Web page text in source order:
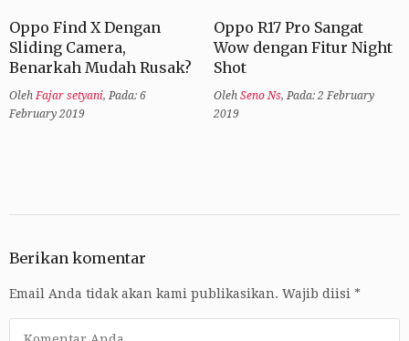
Oppo Find X Dengan
Sliding Camera,
Benarkah Mudah Rusak?
OlehFajar setyani,Pada: 6
February 2019
Oppo R17 Pro Sangat
Wow dengan Fitur Night
Shot
Oleh Seno Ns,Pada: 2 February
2019
Berikan komentar
Email Anda tidak akan kami publikasikan. Wajib diisi *